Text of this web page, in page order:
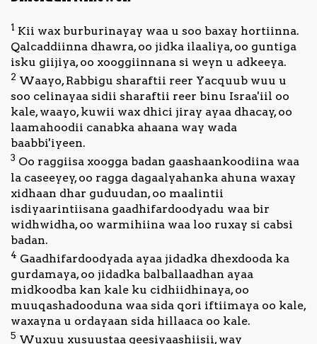
1 Kii wax burburinayay waa u soo baxay hortiinna.
Qalcaddiinna dhawra, oo jidka ilaaliya, oo guntiga
isku giijiya, oo xooggiinnana si weyn u adkeeya.
2 Waayo, Rabbigu sharaftii reer Yacquub wuu u
soo celinayaa sidii sharaftii reer binu Israa'iil oo
kale, waayo, kuwii wax dhici jiray ayaa dhacay, oo
laamahoodii canabka ahaana way wada
baabbi'iyeen.
3 Oo raggiisa xoogga badan gaashaankoodiina waa
la caseeyey, oo ragga dagaalyahanka ahuna waxay
xidhaan dhar guduudan, oo maalintii
isdiyaarintiisana gaadhifardoodyadu waa bir
widhwidha, oo warmihiina waa loo ruxay si cabsi
badan.
4 Gaadhifardoodyada ayaa jidadka dhexdooda ka
gurdamaya, oo jidadka balballaadhan ayaa
midkoodba kan kale ku cidhiidhinaya, oo
muuqashadooduna waa sida qori iftiimaya oo kale,
waxayna u ordayaan sida hillaaca oo kale.
5 Wuxuu xusuustaa geesiyaashiisii, way